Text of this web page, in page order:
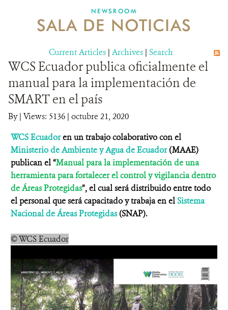
MECANISMO DE ATENCIÓN DE QUEJAS Y RECLAMOS
DONA
NEWSROOM
SALA DE NOTICIAS
Current Articles | Archives | Search
WCS Ecuador publica oficialmente el
manual para la implementación de
SMART en el país
By| Views: 5136 | octubre 21, 2020
WCS Ecuadoren un trabajo colaborativo con el
Ministerio de Ambiente y Agua de Ecuador(MAAE)
publican el“Manual para la implementación de una
herramienta para fortalecer el control y vigilancia dentro
de Áreas Protegidas”, el cual será distribuido entre todo
el personal que será capacitado y trabaja en elSistema
Nacional de Áreas Protegidas(SNAP).
© WCS Ecuador